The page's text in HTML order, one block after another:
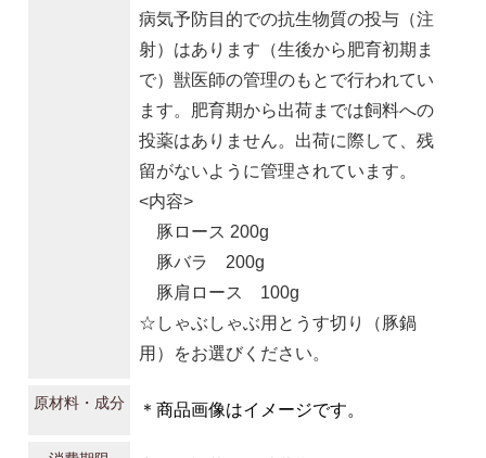
病気予防目的での抗生物質の投与（注
射）はあります（生後から肥育初期ま
で）獣医師の管理のもとで行われてい
ます。肥育期から出荷までは飼料への
投薬はありません。出荷に際して、残
留がないように管理されています。
<内容>
豚ロース 200g
豚バラ 200g
豚肩ロース 100g
☆しゃぶしゃぶ用とうす切り（豚鍋
用）をお選びください。
原材料・成分 ＊商品画像はイメージです。